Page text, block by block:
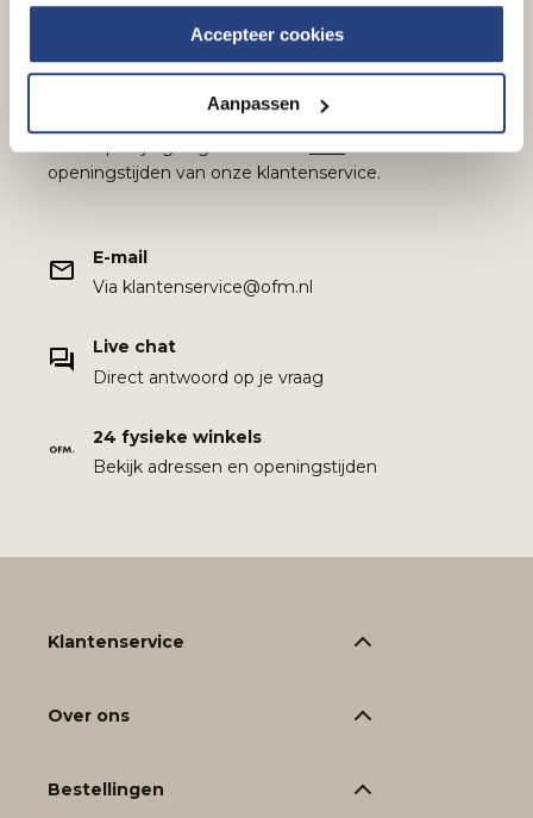
Accepteer cookies
Aanpassen
We helpen je graag verder. Klikhiervoor de
openingstijden van onze klantenservice.
E-mail
Via klantenservice@ofm.nl
Live chat
Direct antwoord op je vraag
24 fysieke winkels
Bekijk adressen en openingstijden
Klantenservice
Over ons
Bestellingen